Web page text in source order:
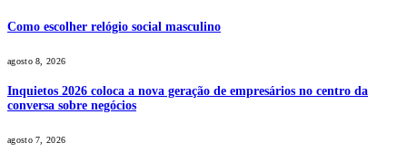
Como escolher relógio social masculino
agosto 8, 2026
Inquietos 2026 coloca a nova geração de empresários no centro da
conversa sobre negócios
agosto 7, 2026